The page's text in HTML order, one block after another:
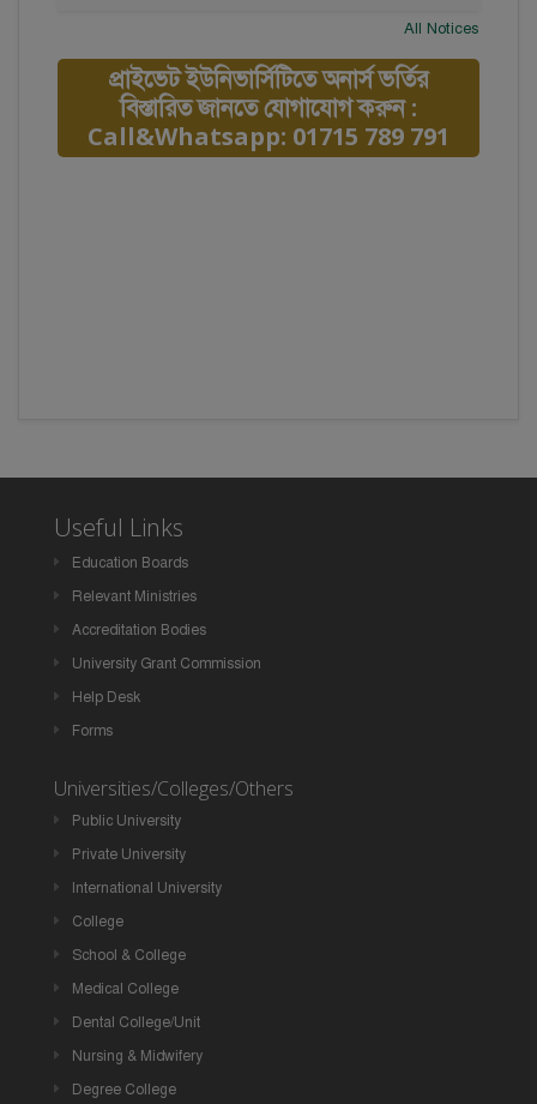
All Notices
প্রাইভেট ইউনিভার্সিটিতে অনার্স ভর্তির
বিস্তারিত জানতে যোগাযোগ করুন :
Call&Whatsapp: 01715 789 791
Useful Links
Education Boards
Relevant Ministries
Accreditation Bodies
University Grant Commission
Help Desk
Forms
Universities/Colleges/Others
Public University
Private University
International University
College
School & College
Medical College
Dental College/Unit
Nursing & Midwifery
Degree College